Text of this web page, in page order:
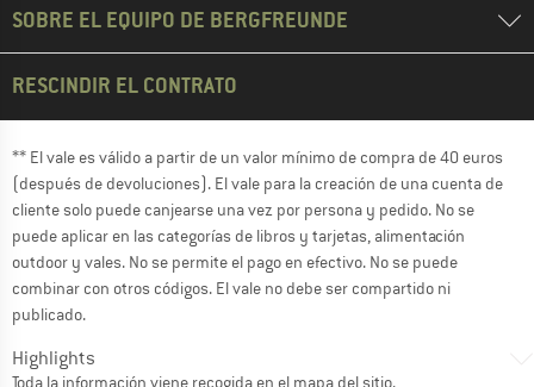
SOBRE EL EQUIPO DE BERGFREUNDE
RESCINDIR EL CONTRATO
** El vale es válido a partir de un valor mínimo de compra de 40 euros
(después de devoluciones). El vale para la creación de una cuenta de
cliente solo puede canjearse una vez por persona y pedido. No se
puede aplicar en las categorías de libros y tarjetas, alimentación
outdoor y vales. No se permite el pago en efectivo. No se puede
combinar con otros códigos. El vale no debe ser compartido ni
publicado.
Highlights
Toda la información viene recogida en el mapa del sitio.